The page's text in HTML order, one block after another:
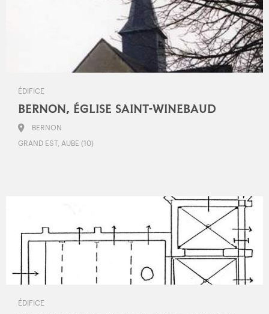
ÉDIFICE
BERNON, ÉGLISE SAINT-WINEBAUD
BERNON
GRAND EST, AUBE (10)
ÉDIFICE